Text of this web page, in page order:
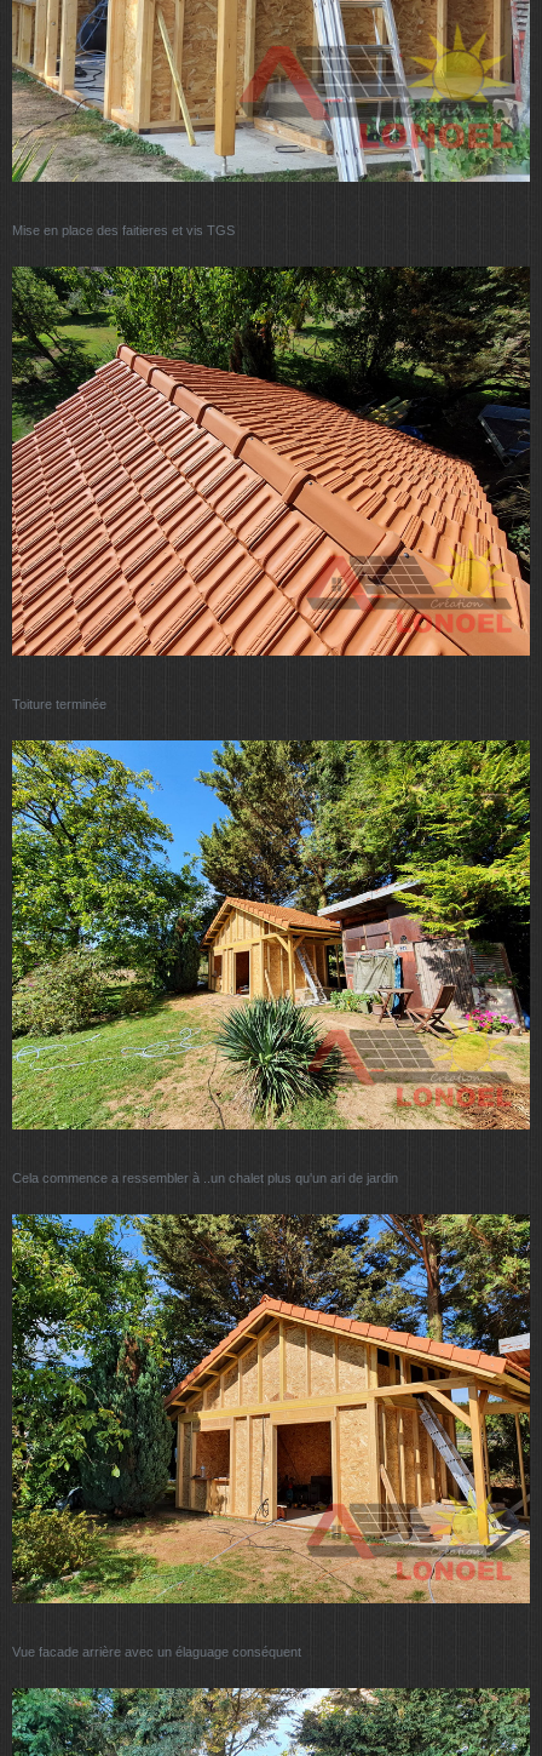
Mise en place des faitieres et vis TGS
Toiture terminée
Cela commence a ressembler à ..un chalet plus qu'un ari de jardin
Vue facade arrière avec un élaguage conséquent